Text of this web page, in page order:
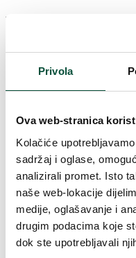
Privola
Ova web-stranica
Kolačiće
sadržaj i oglase,
analizirali promet. Isto
naše web-lokacije
medije, oglašavanje i
drugim podacima koje
dok ste upotrebljavali
Parametri proizvoda
Duljina vrha 14-
Oblikovanje Gusto
Vrsta iglica PVC
Boja igle